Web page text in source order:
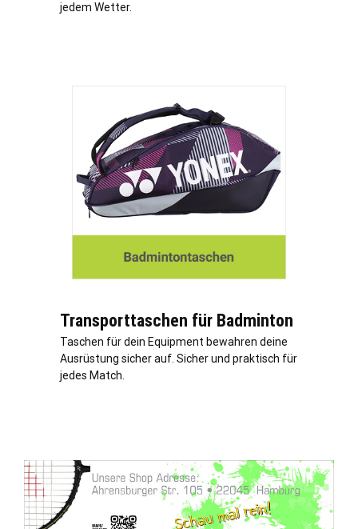
jedem Wetter.
Transporttaschen für Badminton
Taschen für dein Equipment bewahren deine
Ausrüstung sicher auf. Sicher und praktisch für
jedes Match.